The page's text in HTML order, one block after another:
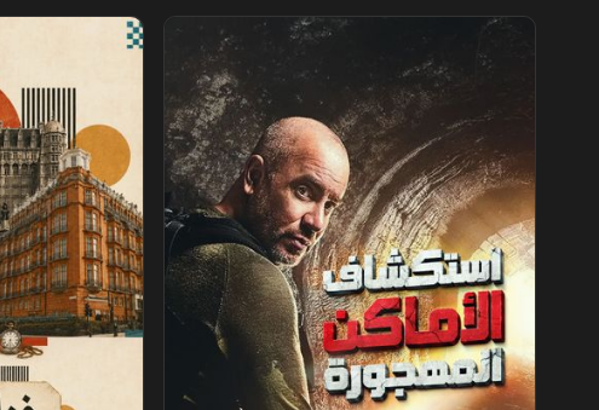
استكشاف الأماكن المهجورة فنادق عبر العصور